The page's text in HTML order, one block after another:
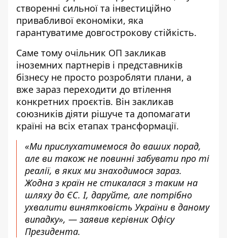
створенні сильної та інвестиційно
привабливої економіки, яка
гарантуватиме довгострокову стійкість.
Саме тому очільник ОП закликав
іноземних партнерів і представників
бізнесу не просто розробляти плани, а
вже зараз переходити до втілення
конкретних проєктів. Він закликав
союзників діяти рішуче та допомагати
країні на всіх етапах трансформації.
«Ми прислухатимемося до ваших порад,
але ви також не повинні забувати про ті
реалії, в яких ми знаходимося зараз.
Жодна з країн не стикалася з таким на
шляху до ЄС. І, даруйте, але потрібно
ухвалити винятковість України в даному
випадку», — заявив керівник Офісу
Президента.